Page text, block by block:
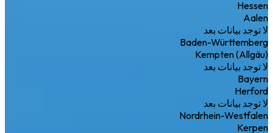
Hessen
Aalen
لا توجد بيانات بعد
Baden-Württemberg
Kempten (Allgäu)
لا توجد بيانات بعد
Bayern
Herford
لا توجد بيانات بعد
Nordrhein-Westfalen
Kerpen